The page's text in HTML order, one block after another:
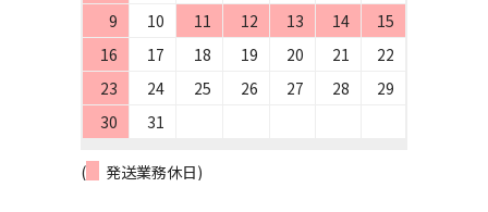
9
10 11 12 13 14
15
16
17 18 19 20 21
22
23
24 25 26 27 28
29
30
31
( 発送業務休日)